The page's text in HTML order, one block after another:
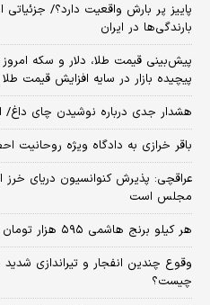
پاییز پر بارش واقعیت دارد؟/ جزئیاتی
بارندگی‌ها در ایران
پیچیده بازار در سایه افزایش قیمت
هشدار جدی درباره نوشیدن چای داغ/
باقر خرازی به دادگاه ویژه روحانیت
عراقچی: پذیرش کنوانسیون دریای
مجلس است
هر کیلو برنج هاشمی ۵۹۵ هزار تومان شد/ قیمت جدید برنج در بازار
وقوع چندین انفجار و تیراندازی شدید
چیست؟